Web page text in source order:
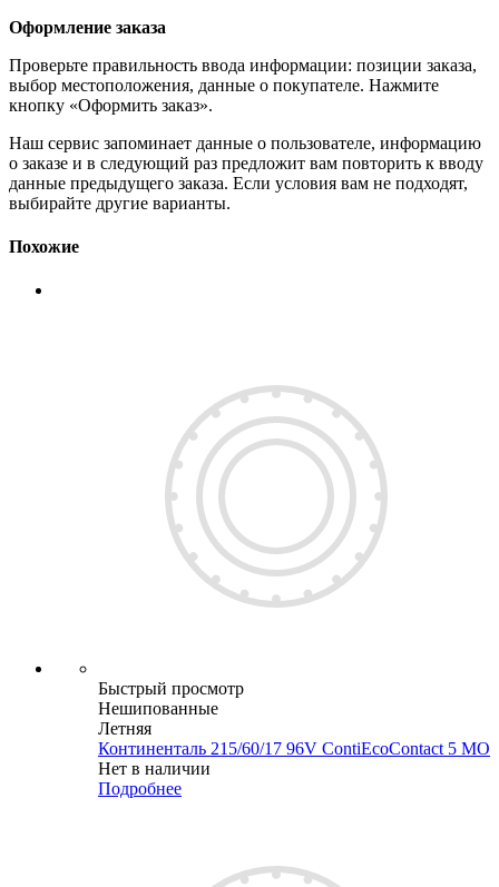
Оформление заказа
Проверьте правильность ввода информации: позиции заказа,
выбор местоположения, данные о покупателе. Нажмите
кнопку «Оформить заказ».
Наш сервис запоминает данные о пользователе, информацию
о заказе и в следующий раз предложит вам повторить к вводу
данные предыдущего заказа. Если условия вам не подходят,
выбирайте другие варианты.
Похожие
Быстрый просмотр
Нешипованные
Летняя
Континенталь 215/60/17 96V ContiEcoContact 5 МО
Нет в наличии
Подробнее